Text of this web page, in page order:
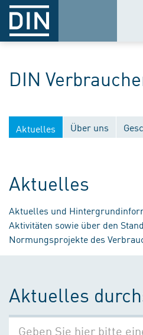
DIN
Aktuelles Über uns
Aktuelles
Aktuelles und
Aktivitäten sowie über den
Normungsprojekte des
Aktuelles